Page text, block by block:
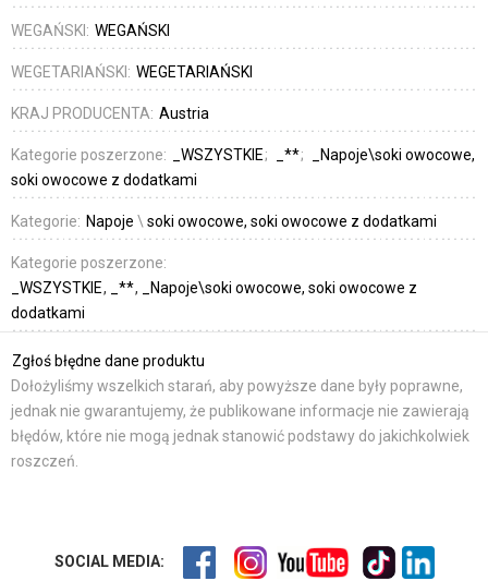
WEGAŃSKI: WEGAŃSKI
WEGETARIAŃSKI: WEGETARIAŃSKI
KRAJ PRODUCENTA: Austria
Kategorie poszerzone: _WSZYSTKIE _**
_Napoje\soki owocowe,
soki owocowe z dodatkami
Kategorie: Napoje \ soki owocowe, soki owocowe z dodatkami
Kategorie poszerzone:
_WSZYSTKIE
_**
_Napoje\soki owocowe, soki owocowe z
dodatkami
Zgłoś błędne dane produktu
Dołożyliśmy wszelkich starań, aby powyższe dane były poprawne,
jednak nie gwarantujemy, że publikowane informacje nie zawierają
błędów, które nie mogą jednak stanowić podstawy do jakichkolwiek
roszczeń.
SOCIAL MEDIA: